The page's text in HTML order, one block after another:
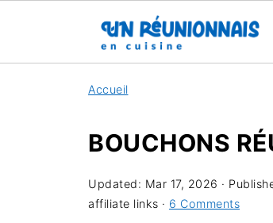
Accueil
BOUCHONS
Updated: Mar 17, 2026 ·
affiliate links · 6 Comments